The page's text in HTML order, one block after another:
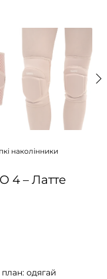
наколінники
4 – Латте
одягай